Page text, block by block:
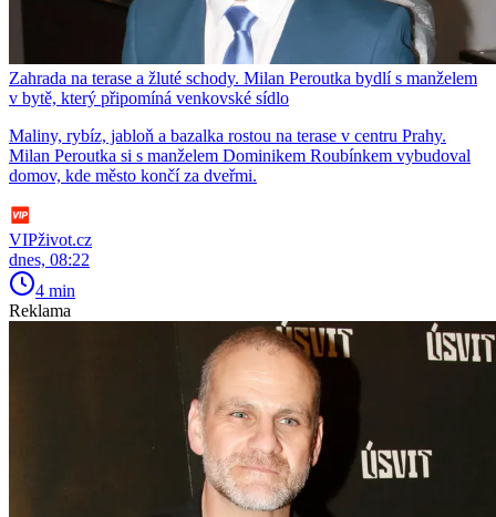
Zahrada na terase a žluté schody. Milan Peroutka bydlí s manželem
v bytě, který připomíná venkovské sídlo
Maliny, rybíz, jabloň a bazalka rostou na terase v centru Prahy.
Milan Peroutka si s manželem Dominikem Roubínkem vybudoval
domov, kde město končí za dveřmi.
VIPživot.cz
dnes, 08:22
4 min
Reklama